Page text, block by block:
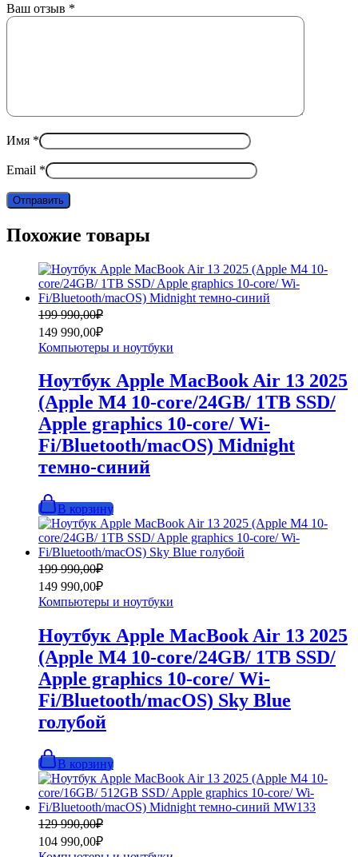
Ваш отзыв *
Имя *
Email *
Похожие товары
199 990,00₽
Первоначальная
цена
составляла
199
990,00₽.
149 990,00₽
Текущая
цена:
149
990,00₽.
Компьютеры и ноутбуки
Ноутбук Apple MacBook Air 13 2025
(Apple M4 10-core/24GB/ 1TB SSD/
Apple graphics 10-core/ Wi-
Fi/Bluetooth/macOS) Midnight
темно-синий
В корзину
199 990,00₽
Первоначальная
цена
составляла
199
149 990,00₽
Текущая
цена:
149
990,00₽.
Компьютеры и ноутбуки
Ноутбук Apple MacBook Air 13 2025
(Apple M4 10-core/24GB/ 1TB SSD/
Apple graphics 10-core/ Wi-
Fi/Bluetooth/macOS) Sky Blue
голубой
В корзину
129 990,00₽
Первоначальная
цена
составляла
104 990,00₽
Текущая
цена:
104